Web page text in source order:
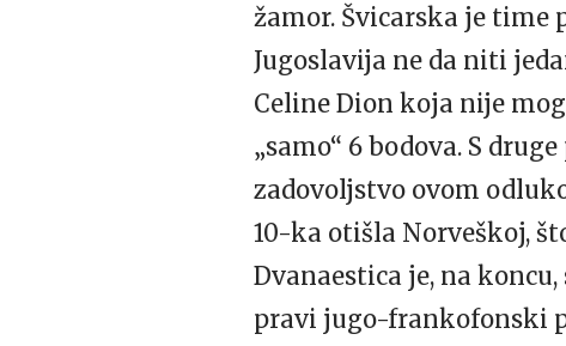
žamor. Švicarska je time
Jugoslavija ne da niti
Celine Dion koja nije
„samo“ 6 bodova. S
zadovoljstvo ovom
10-ka otišla Norveškoj,
Dvanaestica je, na
pravi jugo-frankofonski